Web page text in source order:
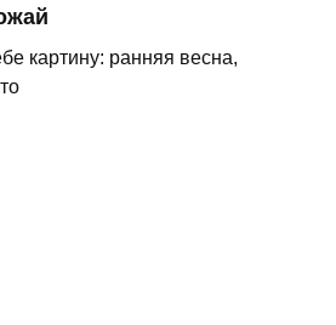
картину: ранняя весна,